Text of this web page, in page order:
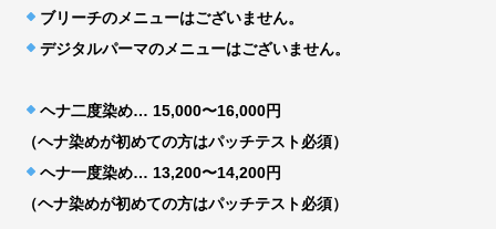
ブリーチのメニューはございません。
デジタルパーマのメニューはございません。
ヘナ二度染め… 15,000〜16,000円
（ヘナ染めが初めての方はパッチテスト必須）
ヘナ一度染め… 13,200〜14,200円
（ヘナ染めが初めての方はパッチテスト必須）